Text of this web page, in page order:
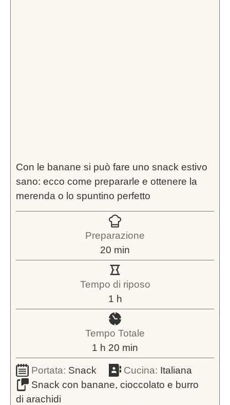
Con le banane si può fare uno snack estivo
sano: ecco come prepararle e ottenere la
merenda o lo spuntino perfetto
Preparazione
20 minuti
min
Tempo di riposo
1 ora
h
Tempo Totale
1 ora
h 20 minuti
min
Portata: Snack Cucina: Italiana
Snack con banane, cioccolato e burro
di arachidi